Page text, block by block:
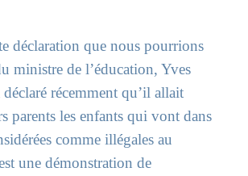
déclaration que nous pourrions
ministre de l’éducation, Yves
récemment qu’il allait
parents les enfants qui vont dans
comme illégales au
une démonstration de